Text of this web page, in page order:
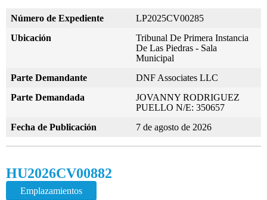
Número de Expediente
LP2025CV00285
Ubicación
Tribunal De Primera Instancia
De Las Piedras - Sala
Municipal
Parte Demandante
DNF Associates LLC
Parte Demandada
JOVANNY RODRIGUEZ
PUELLO N/E: 350657
Fecha de Publicación
7 de agosto de 2026
HU2026CV00882
Emplazamientos